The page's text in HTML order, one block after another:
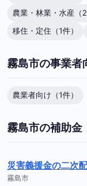
農業・林業・水産（2
移住・定住（1件）
霧島市の事業者
農業者向け（1件）
霧島市の補助金
災害義援金の二次
霧島市